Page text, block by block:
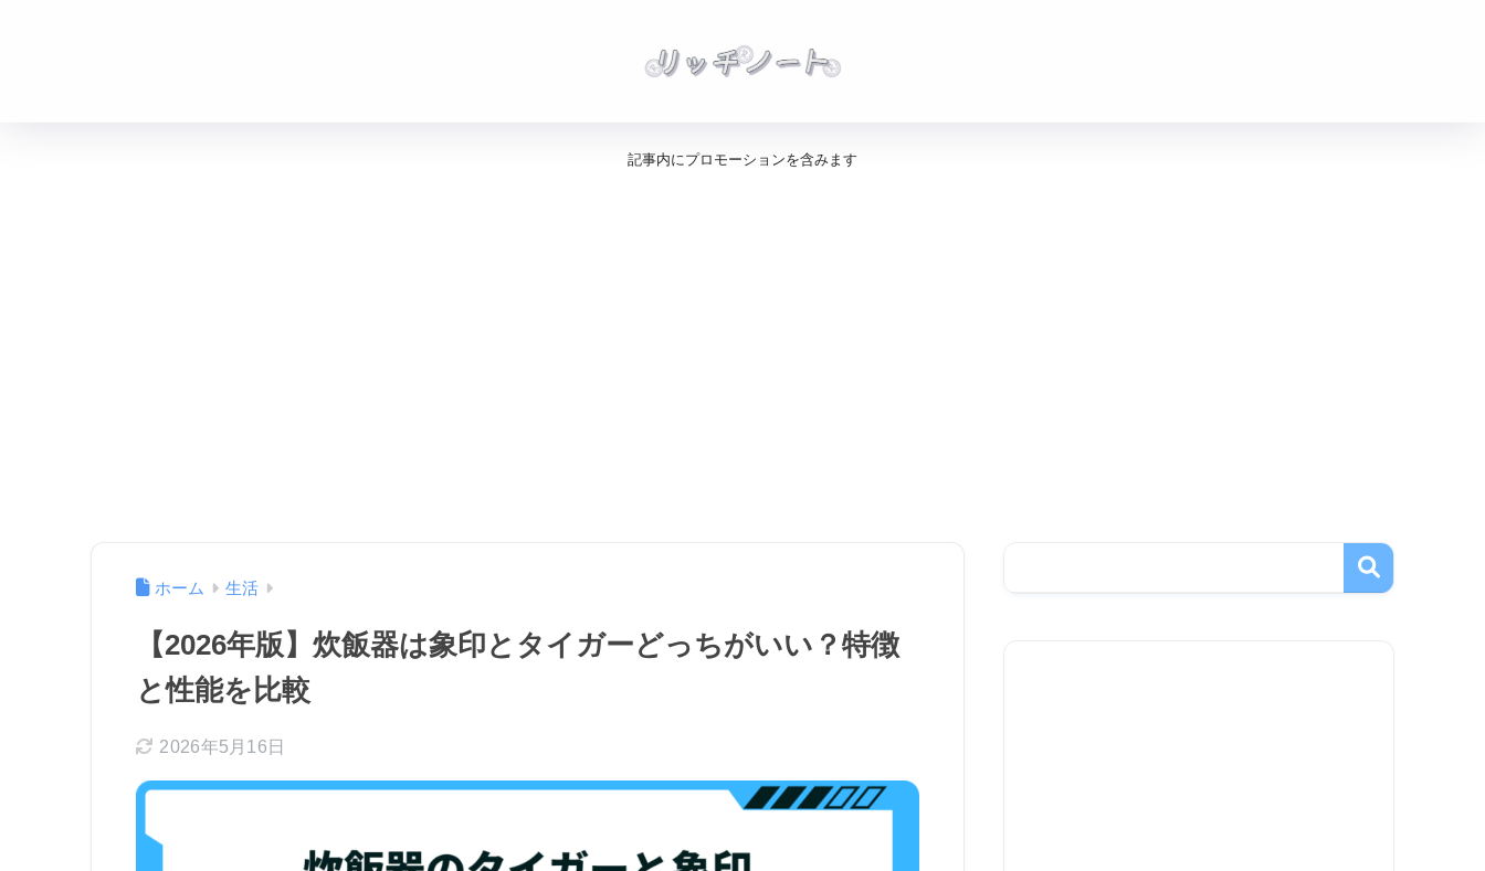
記事内にプロモーションを含みます
ホーム 生活
【2026年版】炊飯器は象印とタイガーどっちがいい？特徴
と性能を比較
2026年5月16日